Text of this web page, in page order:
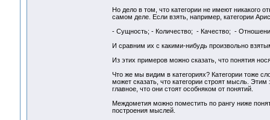
Но дело в том, что категории не имеют никакого
самом деле. Если взять, например, категории
- Сущность; - Количество; - Качество; -
И сравним их с какими-нибудь произвольно
Из этих примеров можно сказать, что понятия
Что же мы видим в категориях? Категории тоже
может сказать, что категории строят мысль.
главное, что они стоят особняком от понятий.
Междометия можно поместить по рангу ниже
построения мыслей.